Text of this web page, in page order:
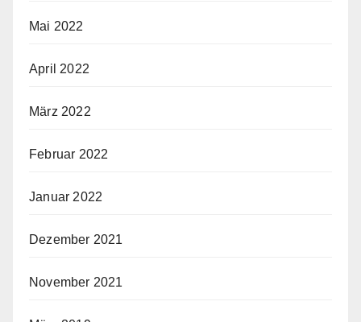
Mai 2022
April 2022
März 2022
Februar 2022
Januar 2022
Dezember 2021
November 2021